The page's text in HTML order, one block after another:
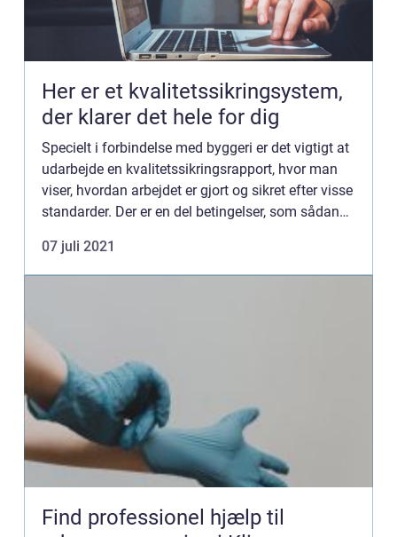
Her er et kvalitetssikringsystem,
der klarer det hele for dig
Specielt i forbindelse med byggeri er det vigtigt at
udarbejde en kvalitetssikringsrapport, hvor man
viser, hvordan arbejdet er gjort og sikret efter visse
standarder. Der er en del betingelser, som sådan
07 juli 2021
Find professionel hjælp til